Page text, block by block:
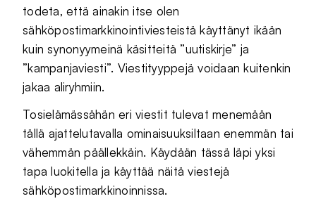
todeta, että ainakin itse olen
sähköpostimarkkinointiviesteistä käyttänyt ikään
kuin synonyymeinä käsitteitä ”uutiskirje” ja
”kampanjaviesti”. Viestityyppejä voidaan kuitenkin
jakaa aliryhmiin.
Tosielämässähän eri viestit tulevat menemään
tällä ajattelutavalla ominaisuuksiltaan enemmän tai
vähemmän päällekkäin. Käydään tässä läpi yksi
tapa luokitella ja käyttää näitä viestejä
sähköpostimarkkinoinnissa.